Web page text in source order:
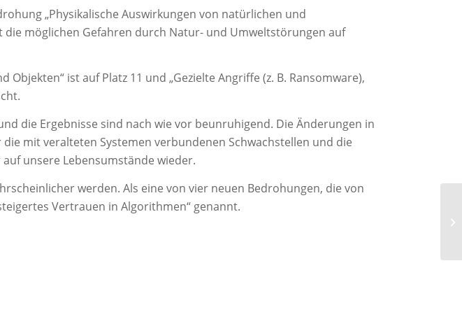
„Physikalische Auswirkungen von natürlichen und
möglichen Gefahren durch Natur- und Umweltstörungen auf
ist auf Platz 11 und „Gezielte Angriffe (z. B. Ransomware),
die Ergebnisse sind nach wie vor beunruhigend. Die Änderungen in
mit veralteten Systemen verbundenen Schwachstellen und die
unsere Lebensumstände wieder.
werden. Als eine von vier neuen Bedrohungen, die von
Vertrauen in Algorithmen“ genannt.